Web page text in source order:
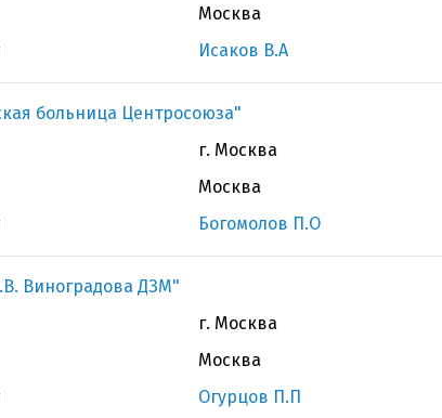
Москва
Исаков В.А
больница Центросоюза"
г. Москва
Москва
Богомолов П.О
Виноградова ДЗМ"
г. Москва
Москва
Огурцов П.П